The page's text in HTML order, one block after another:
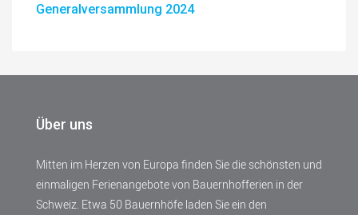
Generalversammlung 2024
Über uns
Mitten im Herzen von Europa finden Sie die schönsten und
einmaligen Ferienangebote von Bauernhofferien in der
Schweiz. Etwa 50 Bauernhöfe laden Sie ein den